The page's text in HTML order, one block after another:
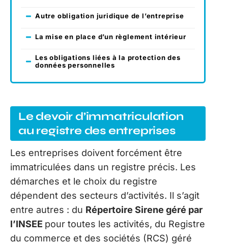
Autre obligation juridique de l’entreprise
La mise en place d’un règlement intérieur
Les obligations liées à la protection des
données personnelles
Le devoir d’immatriculation
au registre des entreprises
Les entreprises doivent forcément être
immatriculées dans un registre précis. Les
démarches et le choix du registre
dépendent des secteurs d’activités. Il s’agit
entre autres : du Répertoire Sirene géré par
l’INSEE pour toutes les activités, du Registre
du commerce et des sociétés (RCS) géré